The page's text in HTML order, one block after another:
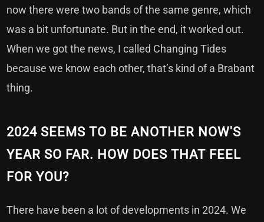
now there were two bands of the same genre, which
was a bit unfortunate. But in the end, it worked out.
When we got the news, I called Changing Tides
because we know each other, that’s kind of a Brabant
thing.
2024 SEEMS TO BE ANOTHER NOW'S
YEAR SO FAR. HOW DOES THAT FEEL
FOR YOU?
There have been a lot of developments in 2024. We